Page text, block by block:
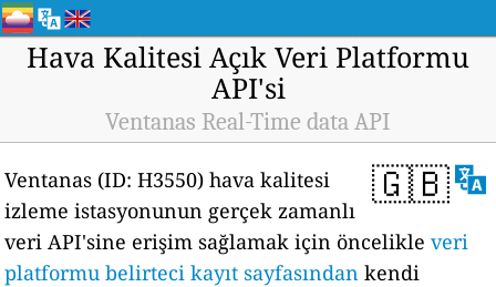
Hava Kalitesi Açık Veri Platformu
API'si
Ventanas Real-Time data API
🇬🇧
Ventanas (ID: H3550) hava kalitesi
izleme istasyonunun gerçek zamanlı
veri API'sine erişim sağlamak için öncelikleveri
platformu belirteci kayıt sayfasından kendi